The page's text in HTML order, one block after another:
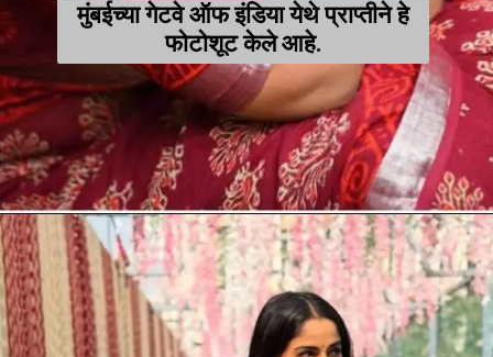
मुंबईच्या गेटवे ऑफ इंडिया येथे प्राप्तीने हे
फोटोशूट केले आहे.